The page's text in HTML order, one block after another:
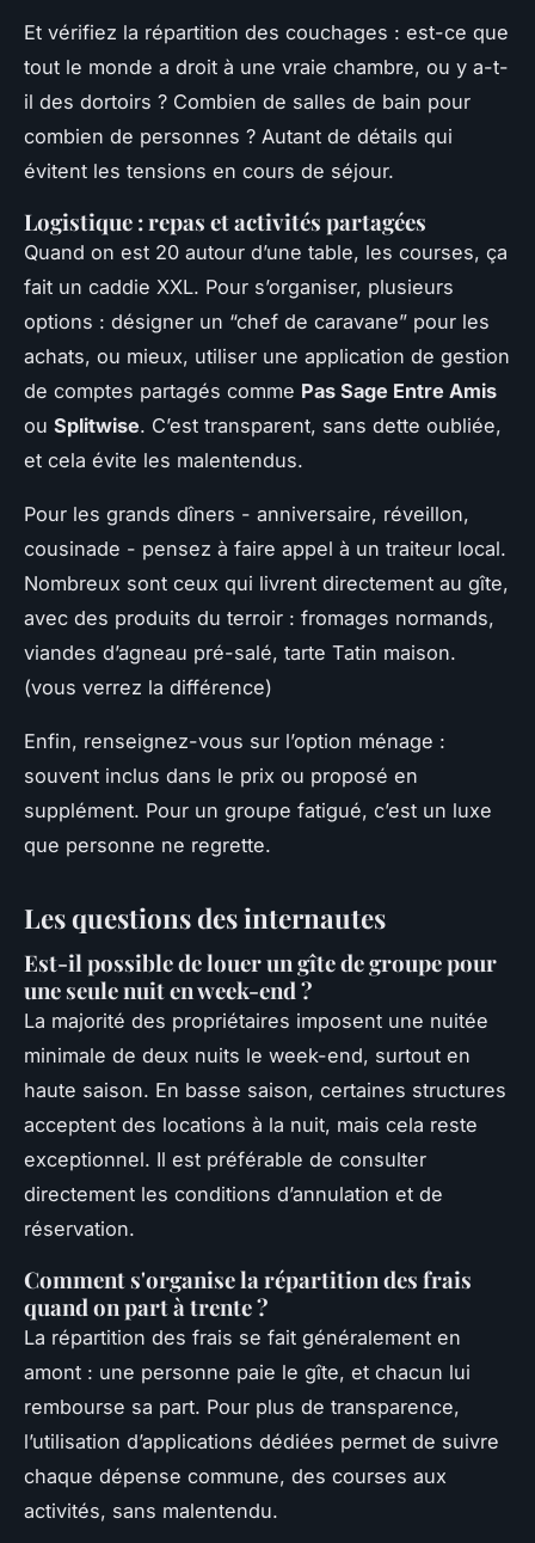
Et vérifiez la répartition des couchages : est-ce que
tout le monde a droit à une vraie chambre, ou y a-t-
il des dortoirs ? Combien de salles de bain pour
combien de personnes ? Autant de détails qui
évitent les tensions en cours de séjour.
Logistique : repas et activités partagées
Quand on est 20 autour d’une table, les courses, ça
fait un caddie XXL. Pour s’organiser, plusieurs
options : désigner un “chef de caravane” pour les
achats, ou mieux, utiliser une application de gestion
de comptes partagés comme Pas Sage Entre Amis
ou Splitwise. C’est transparent, sans dette oubliée,
et cela évite les malentendus.
Pour les grands dîners - anniversaire, réveillon,
cousinade - pensez à faire appel à un traiteur local.
Nombreux sont ceux qui livrent directement au gîte,
avec des produits du terroir : fromages normands,
viandes d’agneau pré-salé, tarte Tatin maison.
(vous verrez la différence)
Enfin, renseignez-vous sur l’option ménage :
souvent inclus dans le prix ou proposé en
supplément. Pour un groupe fatigué, c’est un luxe
que personne ne regrette.
Les questions des internautes
Est-il possible de louer un gîte de groupe pour
une seule nuit en week-end ?
La majorité des propriétaires imposent une nuitée
minimale de deux nuits le week-end, surtout en
haute saison. En basse saison, certaines structures
acceptent des locations à la nuit, mais cela reste
exceptionnel. Il est préférable de consulter
directement les conditions d’annulation et de
réservation.
Comment s'organise la répartition des frais
quand on part à trente ?
La répartition des frais se fait généralement en
amont : une personne paie le gîte, et chacun lui
rembourse sa part. Pour plus de transparence,
l’utilisation d’applications dédiées permet de suivre
chaque dépense commune, des courses aux
activités, sans malentendu.